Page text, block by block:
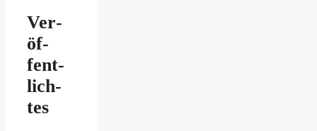
Ver­
öf­
fent­
lich­
tes